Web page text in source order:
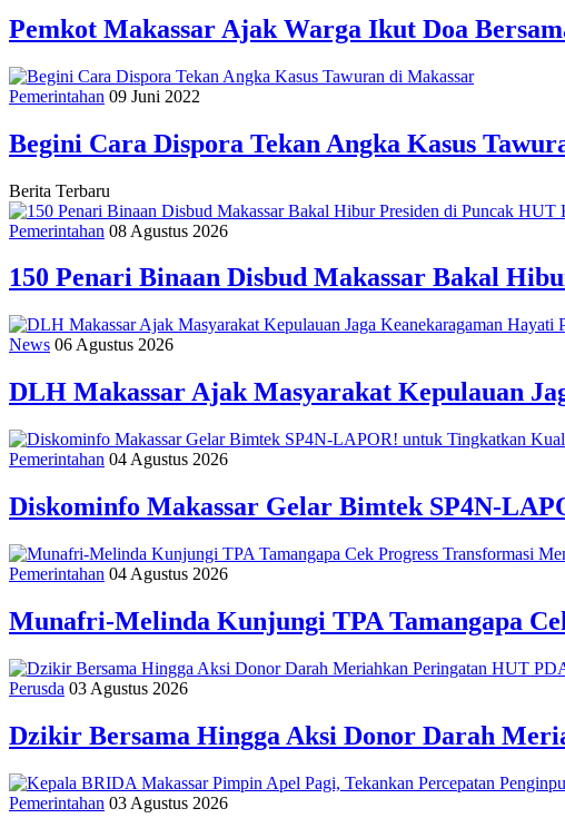
Pemkot Makassar Ajak Warga Ikut Doa
Pemerintahan 09 Juni 2022
Begini Cara Dispora Tekan Angka Kasus
Berita Terbaru
Pemerintahan 08 Agustus 2026
150 Penari Binaan Disbud Makassar Bakal
News 06 Agustus 2026
DLH Makassar Ajak Masyarakat Kepulauan
Pemerintahan 04 Agustus 2026
Diskominfo Makassar Gelar Bimtek SP4N-
Pemerintahan 04 Agustus 2026
Munafri-Melinda Kunjungi TPA Tamangapa
Perusda 03 Agustus 2026
Dzikir Bersama Hingga Aksi Donor Darah
Pemerintahan 03 Agustus 2026